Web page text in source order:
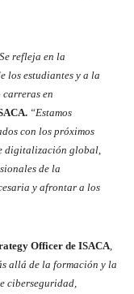
refleja en la
los estudiantes y a la
en
“Estamos
con los próximos
digitalización global,
de la
y afrontar a los
Officer de ISACA
allá de la formación y la
ciberseguridad,